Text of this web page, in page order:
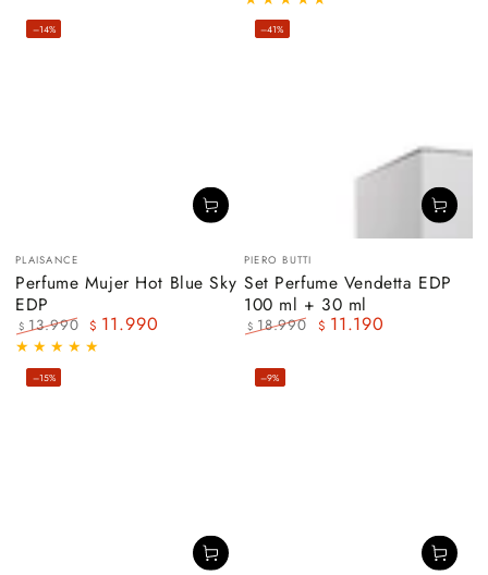
regular
Vendedor:
PLAISANCE
Perfume Mujer Hot Blue Sky
EDP
Precio
regular
$ 13.990
Precio
$ 11.990
–14%
Vendedor:
PIERO BUTTI
Set Perfume Vendetta EDP
100 ml + 30 ml
regular
$ 18.990
$ 11.190
–41%
–15% –9%